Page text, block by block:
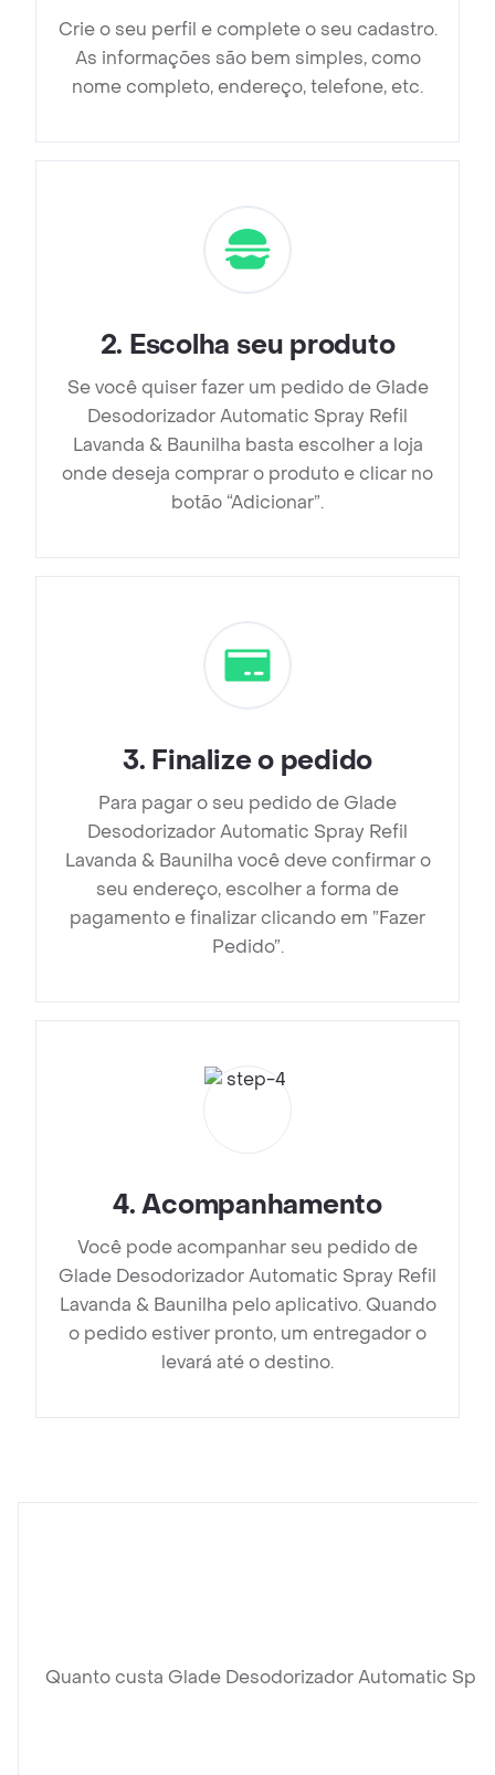
Crie o seu perfil e complete o seu cadastro.
As informações são bem simples, como
nome completo, endereço, telefone, etc.
2. Escolha seu produto
Se você quiser fazer um pedido de Glade
Desodorizador Automatic Spray Refil
Lavanda & Baunilha basta escolher a loja
onde deseja comprar o produto e clicar no
botão “Adicionar”.
3. Finalize o pedido
Para pagar o seu pedido de Glade
Desodorizador Automatic Spray Refil
Lavanda & Baunilha você deve confirmar o
seu endereço, escolher a forma de
pagamento e finalizar clicando em ”Fazer
Pedido”.
4.Acompanhamento
Você pode acompanhar seu pedido de
Glade Desodorizador Automatic Spray Refil
Lavanda & Baunilha pelo aplicativo. Quando
o pedido estiver pronto, um entregador o
levará até o destino.
Quanto custa Glade Desodorizador Automatic